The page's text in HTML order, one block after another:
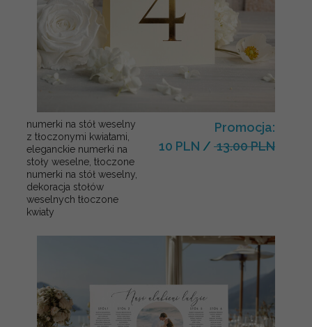
numerki na stół weselny
z tłoczonymi kwiatami,
eleganckie numerki na
stoły weselne, tłoczone
numerki na stół weselny,
dekoracja stołów
weselnych tłoczone
kwiaty
Promocja:
10 PLN / 13.00 PLN